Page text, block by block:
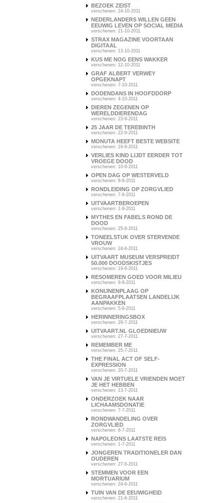
BEZOEK ZEIST
verschenen: 24-10-2011
NEDERLANDERS WILLEN GEEN
EEUWIG LEVEN OP SOCIAL MEDIA
verschenen: 21-10-2011
STRAX MAGAZINE VOORTAAN
DIGITAAL
verschenen: 13-10-2011
KUS ME NOG EENS WAKKER
verschenen: 12-10-2011
GRAF ALBERT VERWEY
OPGEKNAPT
verschenen: 7-10-2011
DODENDANS IN HOOFDDORP
verschenen: 4-10-2011
DIEREN ZEGENEN OP
WERELDDIERENDAG
verschenen: 23-9-2011
25 JAAR DE TEREBINTH
verschenen: 22-9-2011
MONUTA HEEFT BESTE WEBSITE
verschenen: 16-9-2011
VERLIES KIND LIJDT EERDER TOT
VROEGE DOOD
verschenen: 10-9-2011
OPEN DAG OP WESTERVELD
verschenen: 8-9-2011
RONDLEIDING OP ZORGVLIED
verschenen: 7-9-2011
UITVAARTBEROEPEN
verschenen: 1-9-2011
MYTHES EN FABELS ROND DE
DOOD
verschenen: 25-8-2011
TONEELSTUK OVER STERVENDE
VROUW
verschenen: 24-8-2011
UITVAART MUSEUM VERSPREIDT
50.000 DOODSKISTJES
verschenen: 19-8-2011
RESOMEREN GOED VOOR MILIEU
verschenen: 9-8-2011
KONIJNENPLAAG OP
BEGRAAFPLAATSEN LANDELIJK
AANPAKKEN
verschenen: 5-8-2011
HERINNERINGSBOX
verschenen: 29-7-2011
UITVAART.NL GLOEDNIEUW
verschenen: 27-7-2011
REMEMBER ME
verschenen: 25-7-2011
THE FINAL ACT OF SELF-
EXPRESSION
verschenen: 20-7-2011
VAN JE VIRTUELE VRIENDEN MOET
JE HET HEBBEN
verschenen: 13-7-2011
ONDERZOEK NAAR
LICHAAMSDONATIE
verschenen: 7-7-2011
RONDWANDELING OVER
ZORGVLIED
verschenen: 6-7-2011
NAPOLEONS LAATSTE REIS
verschenen: 1-7-2011
JONGEREN TRADITIONELER DAN
OUDEREN
verschenen: 27-6-2011
STEMMEN VOOR EEN
MORTUARIUM
verschenen: 24-6-2011
TUIN VAN DE EEUWIGHEID
verschenen: 21-6-2011